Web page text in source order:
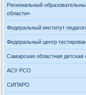
Региональный
области»
Федеральный институт
Федеральный центр
Самарская областная детская
АСУ РСО
СИПКРО